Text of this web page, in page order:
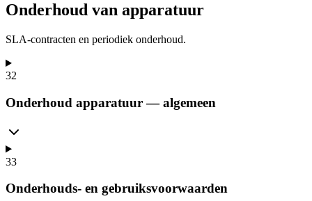
Onderhoud van apparatuur
SLA-contracten en periodiek onderhoud.
32
Onderhoud apparatuur — algemeen
33
Onderhouds- en gebruiksvoorwaarden